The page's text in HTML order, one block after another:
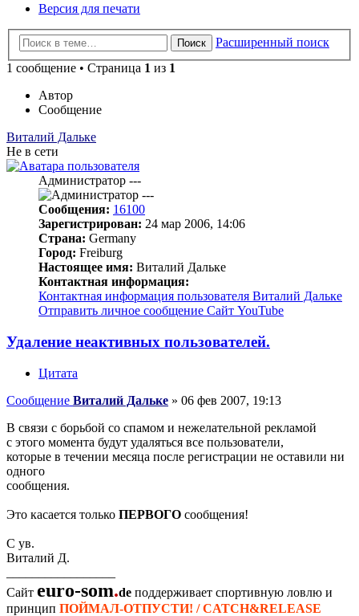
Версия для печати
Поиск
Расширенный поиск
1 сообщение • Страница 1 из 1
Автор
Сообщение
Виталий Дальке
Не в сети
Администратор ---
Сообщения: 16100
Зарегистрирован: 24 мар 2006, 14:06
Страна: Germany
Город: Freiburg
Настоящее имя: Виталий Дальке
Контактная информация:
Контактная информация пользователя Виталий Дальке
Отправить личное сообщение Сайт YouTube
Удаление неактивных пользователей.
Цитата
Сообщение Виталий Дальке » 06 фев 2007, 19:13
В связи с борьбой со спамом и нежелательной рекламой
с этого момента будут удаляться все пользователи,
которые в течении месяца после регистрации не оставили ни
одного
сообщения.
Это касается только ПЕРВОГО сообщения!
С ув.
Виталий Д.
Сайт euro-som.de поддерживает спортивную ловлю и
принцип ПОЙМАЛ-ОТПУСТИ! / CATCH&RELEASE